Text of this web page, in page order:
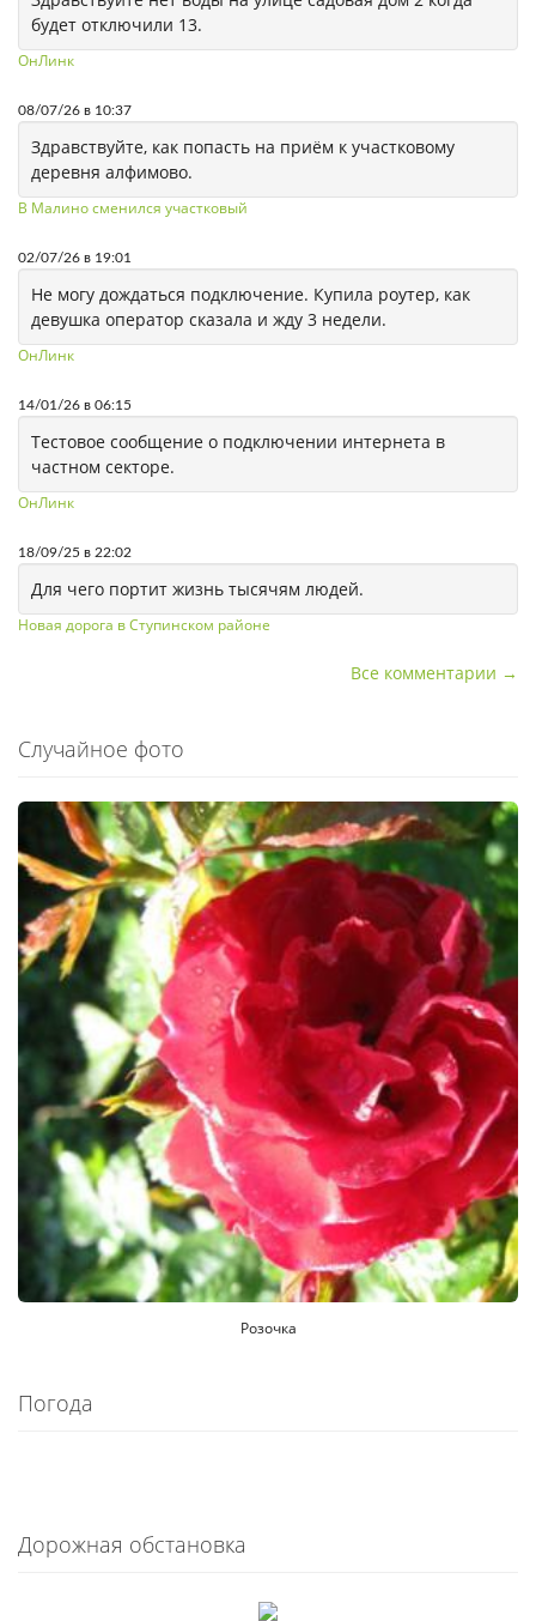
будет отключили 13.
ОнЛинк
08/07/26 в 10:37
Здравствуйте, как попасть на приём к участковому
деревня алфимово.
В Малино сменился участковый
02/07/26 в 19:01
Не могу дождаться подключение. Купила роутер, как
девушка оператор сказала и жду 3 недели.
ОнЛинк
14/01/26 в 06:15
Тестовое сообщение о подключении интернета в
частном секторе.
ОнЛинк
18/09/25 в 22:02
Для чего портит жизнь тысячям людей.
Новая дорога в Ступинском районе
Все комментарии →
Случайное фото
Розочка
Погода
Дорожная обстановка